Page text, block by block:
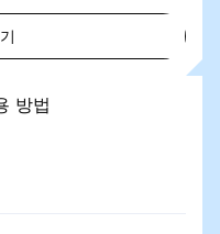
방법